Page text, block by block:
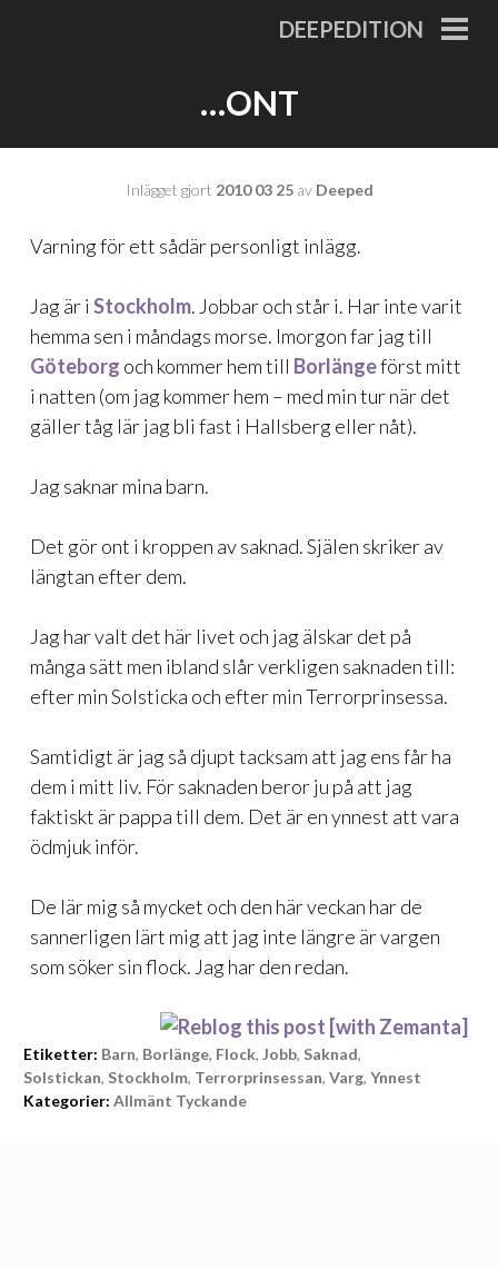
DEEPEDITION
…ONT
Inlägget gjort 2010 03 25av Deeped
Varning för ett sådär personligt inlägg.
Jag är i Stockholm. Jobbar och står i. Har inte varit
hemma sen i måndags morse. Imorgon far jag till
Göteborg och kommer hem till Borlängeförst mitt
i natten (om jag kommer hem – med min tur när det
gäller tåg lär jag bli fast i Hallsberg eller nåt).
Jag saknar mina barn.
Det gör ont i kroppen av saknad. Själen skriker av
längtan efter dem.
Jag har valt det här livet och jag älskar det på
många sätt men ibland slår verkligen saknaden till:
efter min Solsticka och efter min Terrorprinsessa.
Samtidigt är jag så djupt tacksam att jag ens får ha
dem i mitt liv. För saknaden beror ju på att jag
faktiskt är pappa till dem. Det är en ynnest att vara
ödmjuk inför.
De lär mig så mycket och den här veckan har de
sannerligen lärt mig att jag inte längre är vargen
som söker sin flock. Jag har den redan.
Etiketter: Barn, Borlänge, Flock, Jobb, Saknad,
Solstickan, Stockholm, Terrorprinsessan, Varg, Ynnest
Kategorier: Allmänt Tyckande